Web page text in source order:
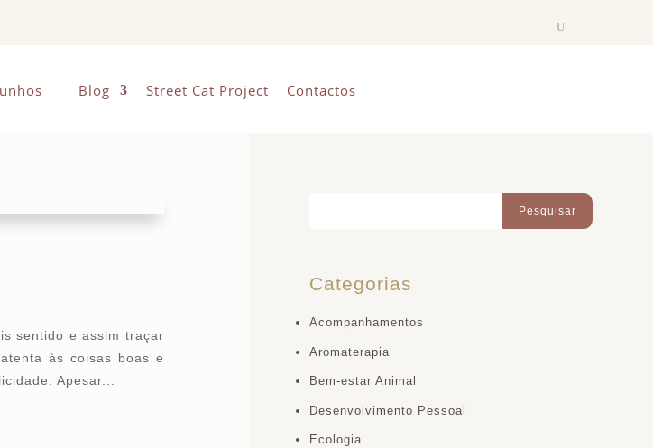
Blog Street Cat Project Contactos
sentido e assim traçar
às coisas boas e
Apesar...
Categorias
Acompanhamentos
Aromaterapia
Bem-estar Animal
Desenvolvimento Pessoal
Ecologia